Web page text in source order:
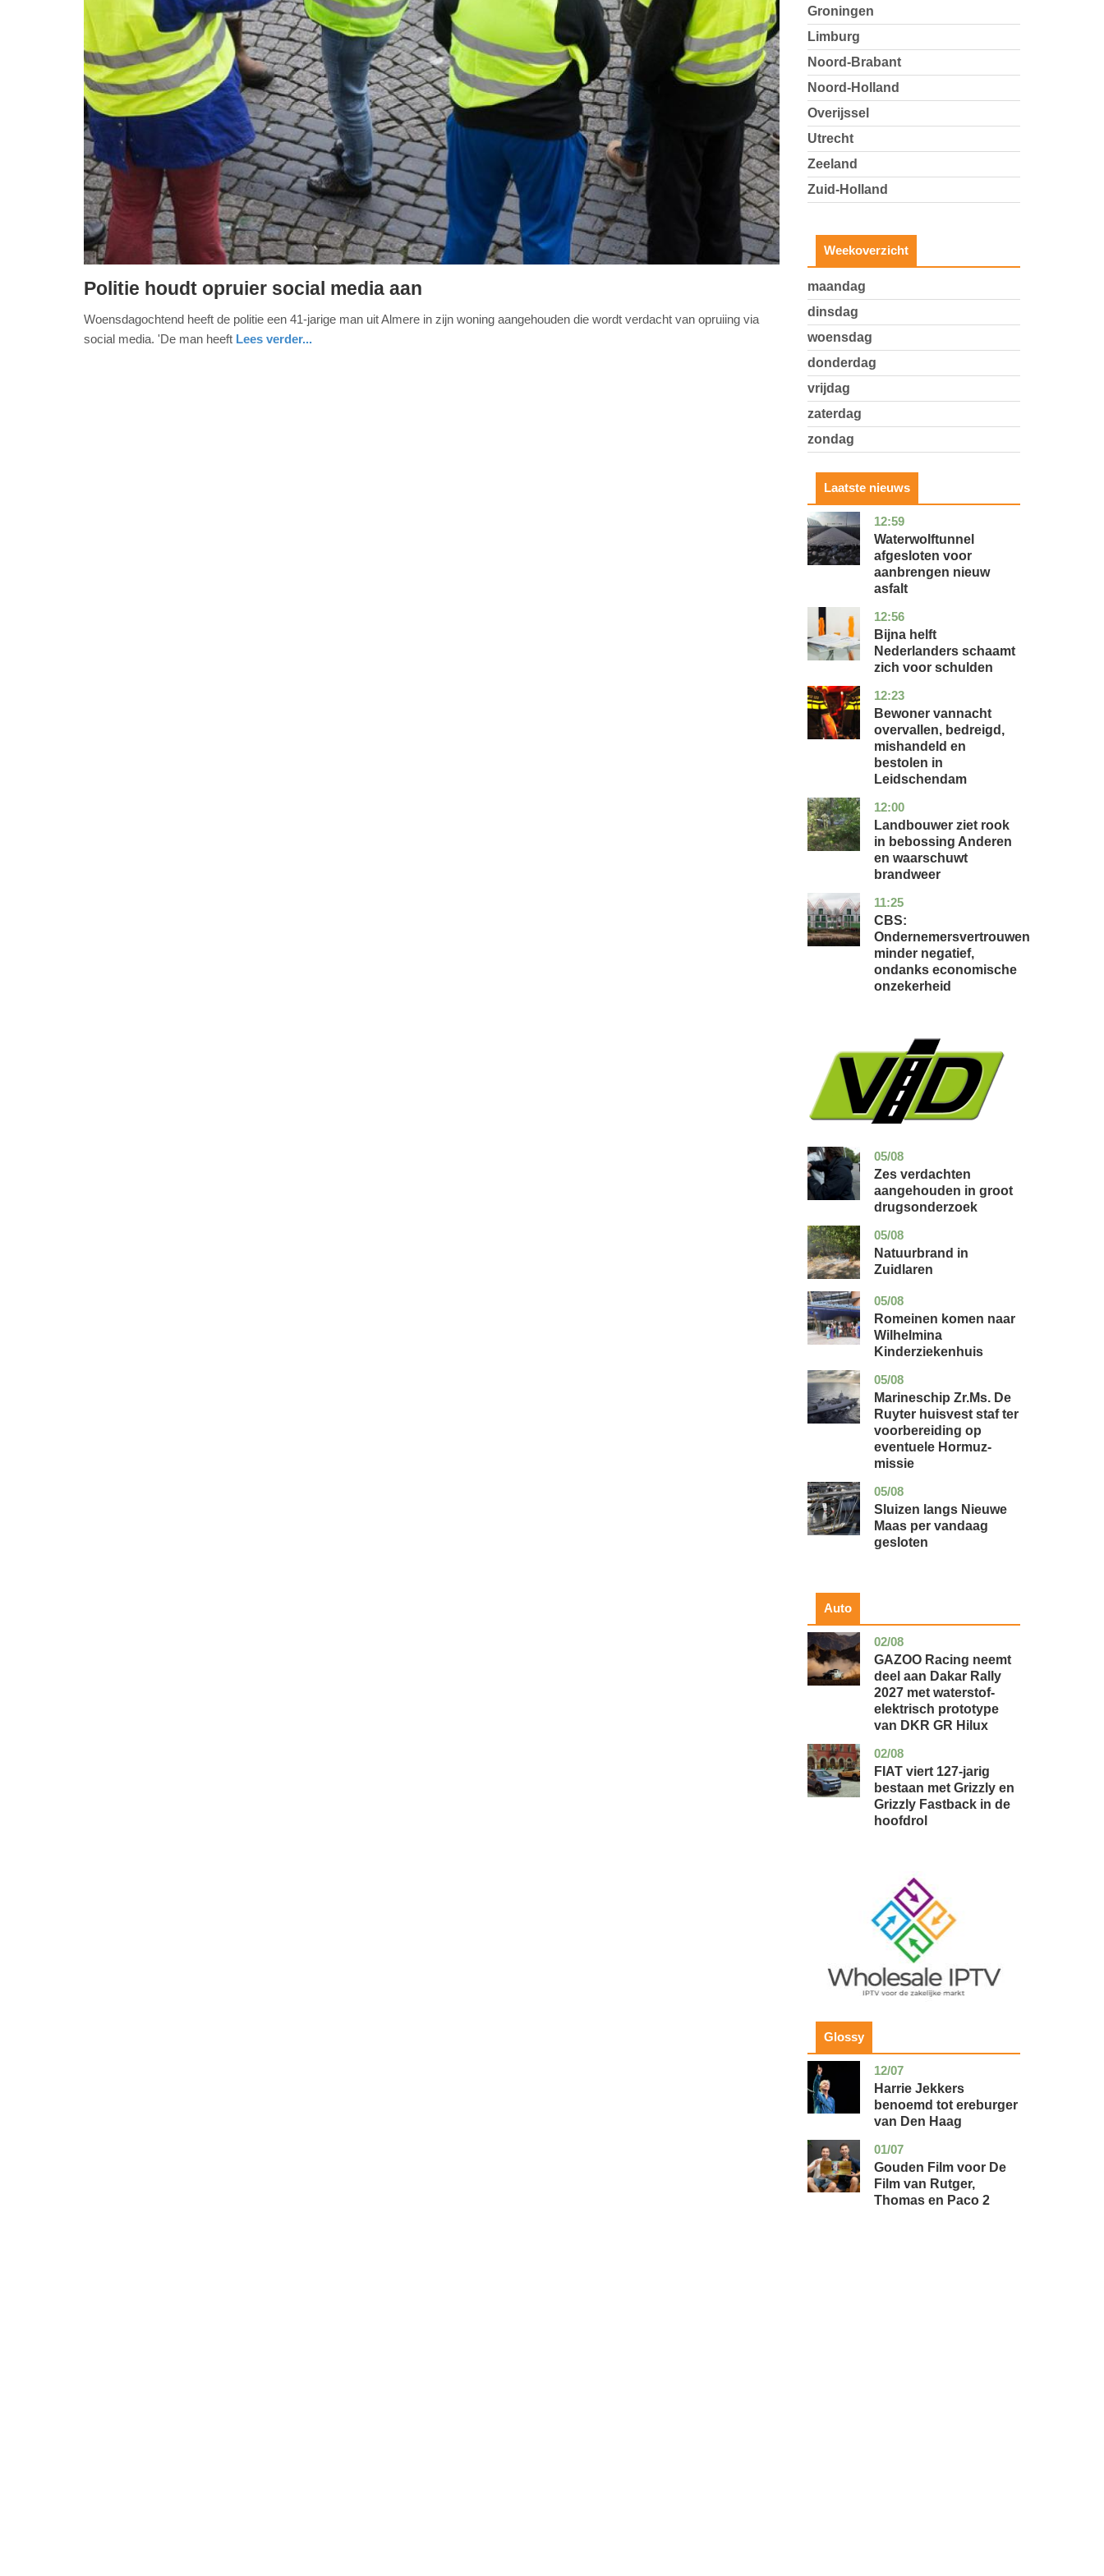
23.
januari
Politie houdt opruier social media aan
Woensdagochtend heeft de politie een 41-jarige man uit Almere in zijn woning aangehouden die wordt verdacht van opruiing via
social media. 'De man heeft Lees verder...
Groningen
Limburg
Noord-Brabant
Noord-Holland
Overijssel
Utrecht
Zeeland
Zuid-Holland
Weekoverzicht
maandag
dinsdag
woensdag
donderdag
vrijdag
zaterdag
zondag
Laatste nieuws
12:59
noord-
holland
nieuws
Waterwolftunnel
afgesloten voor
aanbrengen nieuw
asfalt
12:56
noord-
holland
economie
Bijna helft
Nederlanders schaamt
zich voor schulden
12:23
zuid-
holland
nieuws
Bewoner vannacht
overvallen, bedreigd,
mishandeld en
bestolen in
Leidschendam
12:00
drenthe
nieuws
Landbouwer ziet rook
in bebossing Anderen
en waarschuwt
brandweer
11:25
zuid-
holland
economie
CBS:
Ondernemersvertrouwen
minder negatief,
ondanks economische
onzekerheid
05/08
zuid-
holland
nieuws
Zes verdachten
aangehouden in groot
drugsonderzoek
05/08
drenthe
nieuws
Natuurbrand in
Zuidlaren
05/08
utrecht
nieuws
Romeinen komen naar
Wilhelmina
Kinderziekenhuis
05/08
zuid-
holland
nieuws
Marineschip Zr.Ms. De
Ruyter huisvest staf ter
voorbereiding op
eventuele Hormuz-
missie
05/08
zuid-
holland
nieuws
Sluizen langs Nieuwe
Maas per vandaag
gesloten
Auto
02/08
auto
GAZOO Racing neemt
deel aan Dakar Rally
2027 met waterstof-
elektrisch prototype
van DKR GR Hilux
02/08
auto
FIAT viert 127-jarig
bestaan met Grizzly en
Grizzly Fastback in de
hoofdrol
Glossy
12/07
zuid-
holland
glossy
Harrie Jekkers
benoemd tot ereburger
van Den Haag
01/07
utrecht
glossy
Gouden Film voor De
Film van Rutger,
Thomas en Paco 2